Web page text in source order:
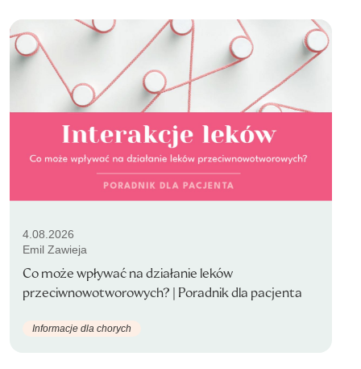
4.08.2026
Emil Zawieja
Co może wpływać na działanie leków
przeciwnowotworowych? | Poradnik dla pacjenta
Informacje dla chorych